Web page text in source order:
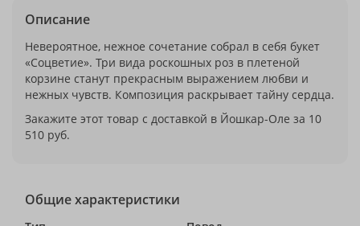
Описание
Невероятное, нежное сочетание собрал в себя букет
«Соцветие». Три вида роскошных роз в плетеной
корзине станут прекрасным выражением любви и
нежных чувств. Композиция раскрывает тайну сердца.
Закажите этот товар с доставкой в Йошкар-Оле за 10
510 руб.
Общие характеристики